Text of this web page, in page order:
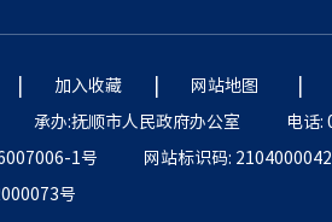
| 加入收藏 | 网站地图 |
承办:抚顺市人民政府办公室
电话:
1号
网站标识码: 2104000042
号